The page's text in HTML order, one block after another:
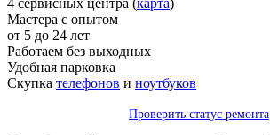
4 сервисных центра (карта)
Мастера с опытом
от 5 до 24 лет
Работаем без выходных
Удобная парковка
Скупка телефонов и ноутбуков
Проверить статус ремонта